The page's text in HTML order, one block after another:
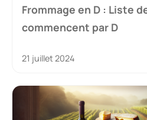
Frommage en D : Liste
commencent par D
21 juillet 2024